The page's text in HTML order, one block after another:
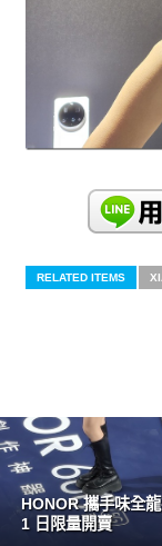
RELATED ITEMS
HONOR 攜手味全
1 日限量開賣